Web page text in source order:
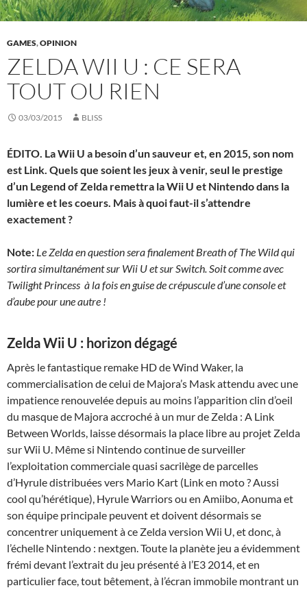
GAMES,OPINION
ZELDA WII U : CE SERA
TOUT OU RIEN
03/03/2015 BLISS
ÉDITO. La Wii U a besoin d’un sauveur et, en 2015, son nom
est Link. Quels que soient les jeux à venir, seul le prestige
d’un Legend of Zelda remettra la Wii U et Nintendo dans la
lumière et les coeurs. Mais à quoi faut-il s’attendre
exactement ?
Note: Le Zelda en question sera finalement Breath of The Wild qui
sortira simultanément sur Wii U et sur Switch. Soit comme avec
Twilight Princess à la fois en guise de crépuscule d’une console et
d’aube pour une autre !
Zelda Wii U : horizon dégagé
Après le fantastique remake HD de Wind Waker, la
commercialisation de celui de Majora’s Mask attendu avec une
impatience renouvelée depuis au moins l’apparition clin d’oeil
du masque de Majora accroché à un mur de Zelda : A Link
Between Worlds, laisse désormais la place libre au projet Zelda
sur Wii U. Même si Nintendo continue de surveiller
l’exploitation commerciale quasi sacrilège de parcelles
d’Hyrule distribuées vers Mario Kart (Link en moto ? Aussi
cool qu’hérétique), Hyrule Warriors ou en Amiibo, Aonuma et
son équipe principale peuvent et doivent désormais se
concentrer uniquement à ce Zelda version Wii U, et donc, à
l’échelle Nintendo : nextgen. Toute la planète jeu a évidemment
frémi devant l’extrait du jeu présenté à l’E3 2014, et en
particulier face, tout bêtement, à l’écran immobile montrant un